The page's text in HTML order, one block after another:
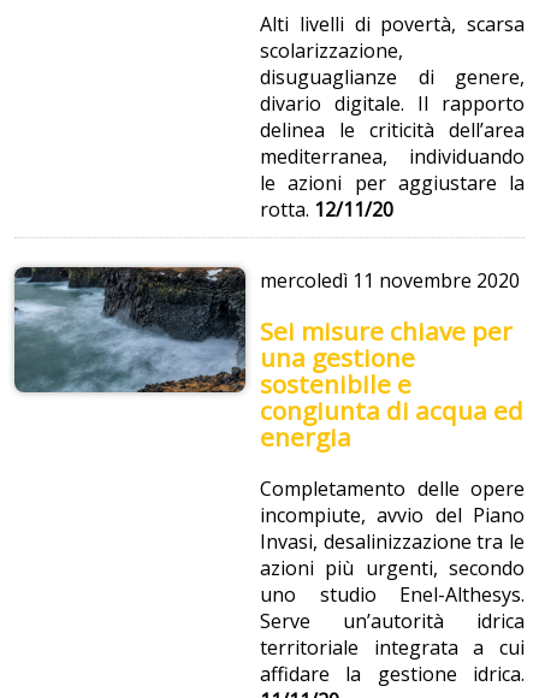
Alti livelli di povertà, scarsa
scolarizzazione,
disuguaglianze di genere,
divario digitale. Il rapporto
delinea le criticità dell’area
mediterranea, individuando
le azioni per aggiustare la
rotta. 12/11/20
mercoledì 11 novembre 2020
Sei misure chiave per
una gestione
sostenibile e
congiunta di acqua ed
energia
Completamento delle opere
incompiute, avvio del Piano
Invasi, desalinizzazione tra le
azioni più urgenti, secondo
uno studio Enel-Althesys.
Serve un’autorità idrica
territoriale integrata a cui
affidare la gestione idrica.